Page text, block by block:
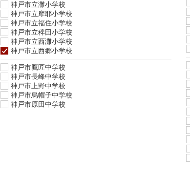
神戸市立灘小学校
神戸市立摩耶小学校
神戸市立福住小学校
神戸市立稗田小学校
神戸市立西灘小学校
神戸市立西郷小学校
神戸市鷹匠中学校
神戸市長峰中学校
神戸市上野中学校
神戸市烏帽子中学校
神戸市原田中学校